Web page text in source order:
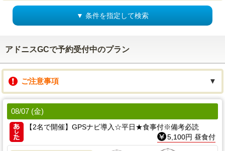
▼ 条件を指定して検索
アドニスGCで予約受付中のプラン
ご注意事項 ▼
08/07 (金)
【2名で開催】GPSナビ導入☆平日★食事付※備考必読
5,100円 昼食付